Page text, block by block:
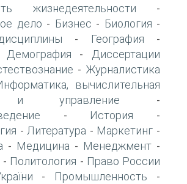
жизнедеятельности -
дело - Бизнес - Биология -
- География -
Демография -
Диссертации
- Журналистика
вычислительная
и управление -
- История -
- Литература - Маркетинг -
- Медицина - Менеджмент -
- Политология - Право России
- Промышленность -